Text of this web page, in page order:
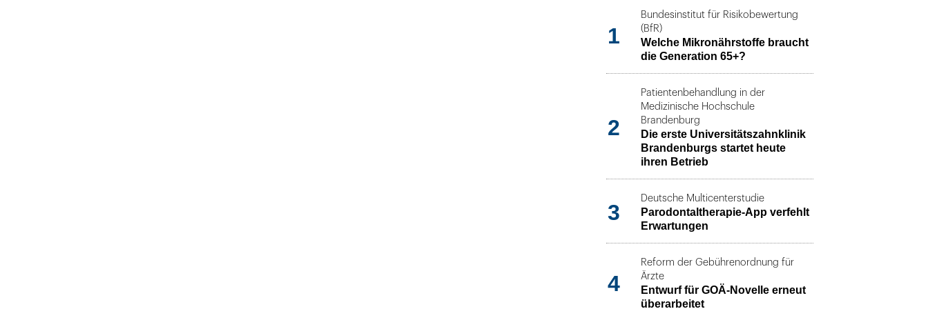
1
Bundesinstitut für Risikobewertung
(BfR)
Welche Mikronährstoffe braucht
die Generation 65+?
2
Patientenbehandlung in der
Medizinische Hochschule
Brandenburg
Die erste Universitätszahnklinik
Brandenburgs startet heute
ihren Betrieb
3
Deutsche Multicenterstudie
Parodontaltherapie-App verfehlt
Erwartungen
4
Reform der Gebührenordnung für
Ärzte
Entwurf für GOÄ-Novelle erneut
überarbeitet